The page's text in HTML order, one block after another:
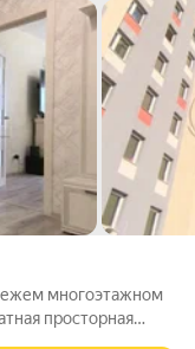
многоэтажном
просторная